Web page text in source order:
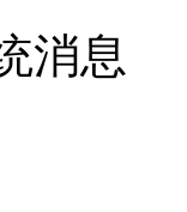
消息